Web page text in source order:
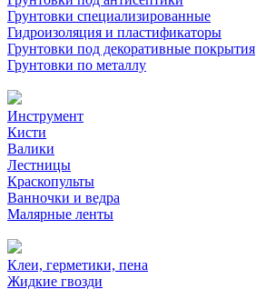
Грунтовки специализированные
Гидроизоляция и пластификаторы
Грунтовки под декоративные покрытия
Грунтовки по металлу
Инструмент
Кисти
Валики
Лестницы
Краскопульты
Ванночки и ведра
Малярные ленты
Клеи, герметики, пена
Жидкие гвозди